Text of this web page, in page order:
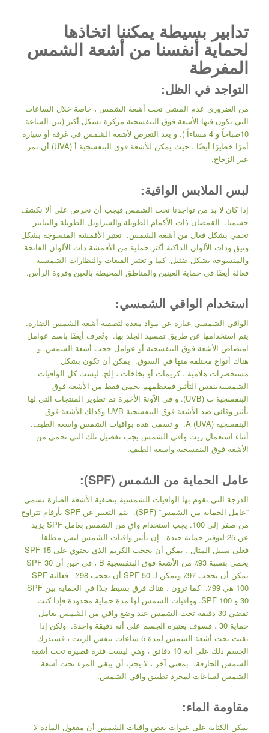
تدابير بسيطة يمكننا اتخاذها
لحماية أنفسنا من أشعة الشمس
المفرطة
التواجد في الظل:
من الضروري عدم المشي تحت أشعة الشمس ، خاصة خلال الساعات
التي تكون فيها الأشعة فوق البنفسجية مركزة بشكل أكبر (بين الساعة
10صباحاً و 4 مساءاً ). و يعد التعرض لأشعة الشمس في غرفة أو سيارة
أمرًا خطيرًا أيضًا ، حيث يمكن للأشعة فوق البنفسجية أ (UVA) أن تمر
عبر الزجاج.
لبس الملابس الواقية:
إذا كان لا بد من تواجدنا تحت الشمس فيجب أن نحرص على ألا نكشف
جسمنا. القمصان ذات الأكمام الطويلة والسراويل الطويلة والتنانير
تحمي بشكل فعال من أشعة الشمس. تعتبر الأقمشة المنسوجة بشكل
وثيق وذات الألوان الداكنة أكثر حماية من الأقمشة ذات الألوان الفاتحة
والمنسوجة بشكل ضئيل. كما و تعتبر القبعات والنظارات الشمسية
فعالة أيضًا في حماية العينين والمناطق المحيطة بالعين وفروة الرأس.
استخدام الواقي الشمسي:
الواقي الشمسي عبارة عن مواد معدة لتصفية أشعة الشمس الضارة.
يتم استخدامها عن طريق تمسيد الجلد بها. وتُعرف أيضًا باسم عوامل
امتصاص الأشعة فوق البنفسجية أو عوامل حجب أشعة الشمس. و
هناك أنواع مختلفة منها في السوق. يمكن أن تكون بشكل
مستحضرات هلامية ، كريمات أو بخاخات ، إلخ. ليست كل الواقيات
الشمسيةبنفس التأثير فمعظمهم يحمي فقط من الأشعة فوق
البنفسجية ب (UVB). و في الآونة الأخيرة تم تطوير المنتجات التي لها
تأثير وقائي ضد الأشعة فوق البنفسجية UVB وكذلك الأشعة فوق
البنفسجية A (UVA). و تسمى هذه بواقيات الشمس واسعة الطيف.
أثناء استعمال زيت واقي الشمس يجب تفضيل تلك التي تحمي من
الأشعة فوق البنفسجية واسعة الطيف.
عامل الحماية من الشمس (SPF):
الدرجة التي تقوم بها الواقيات الشمسية بتصفية الأشعة الضارة تسمى
“عامل الحماية من الشمس” (SPF). يتم التعبير عن SPF بأرقام تتراوح
من صفر إلى 100. يجب استخدام واقٍ من الشمس بعامل SPF يزيد
عن 25 لتوفير حماية جيدة. إن تأثير واقيات الشمس ليس مطلقا.
فعلى سبيل المثال ، يمكن أن يحجب الكريم الذي يحتوي على SPF 15
يحمي بنسبة 93٪ من الأشعة فوق البنفسجية B ، في حين أن SPF 30
يمكن أن يحجب 97٪ ويمكن لـ SPF 50 أن يحجب 98٪. فعالية SPF
100 هي 99٪. كما ترون ، هناك فرق بسيط جدًا في الحماية بين SPF
30 و SPF 100. وواقيات الشمس لها مدة حماية محدودة فإذا كنت
تقضي 30 دقيقة تحت الشمس عند وضع واقي من الشمس بعامل
حماية 30 ، فسوف يعتبره الجسم على أنه دقيقة واحدة. ولكن إذا
بقيت تحت أشعة الشمس لمدة 5 ساعات بنفس الزيت ، فسيدرك
الجسم ذلك على أنه 10 دقائق ، وهي ليست فترة قصيرة تحت أشعة
الشمس الحارقة. بمعنى آخر ، لا يجب أن يبقى المرء تحت أشعة
الشمس لساعات لمجرد تطبيق واقي الشمس.
مقاومة الماء:
يمكن الكتابة على عبوات بعض واقيات الشمس أن مفعول المادة لا